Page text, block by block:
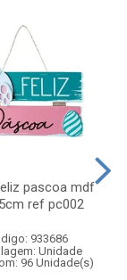
pascoa mdf
ref pc002
933686
Unidade
96 Unidade(s)